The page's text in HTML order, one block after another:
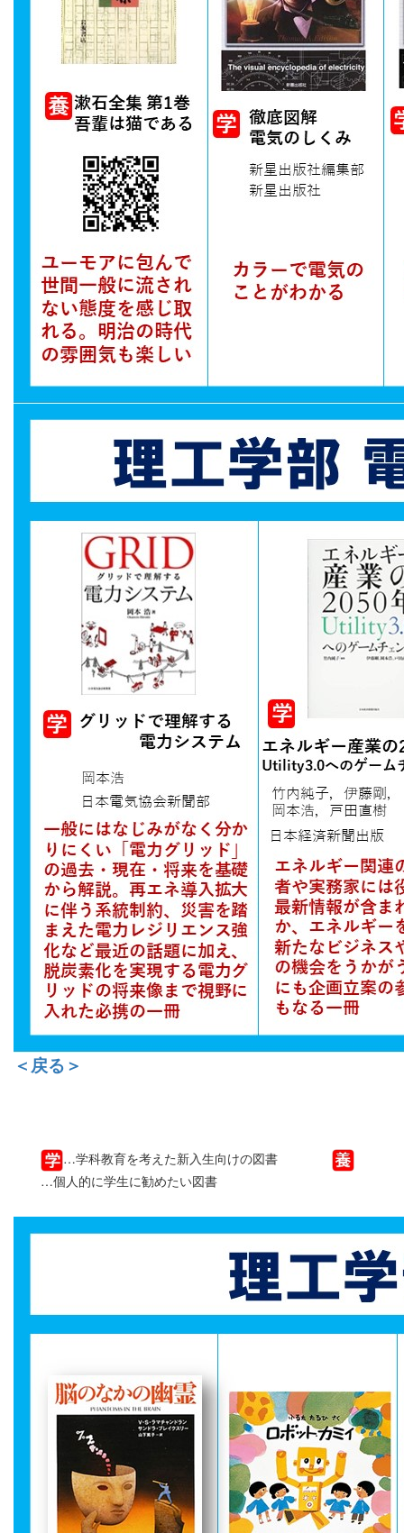
＜戻る＞
…学科教育を考えた新入生向けの図書
…個人的に学生に勧めたい図書